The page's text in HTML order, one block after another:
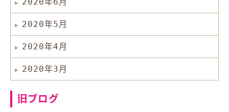
2020年5月
2020年4月
2020年3月
旧ブログ